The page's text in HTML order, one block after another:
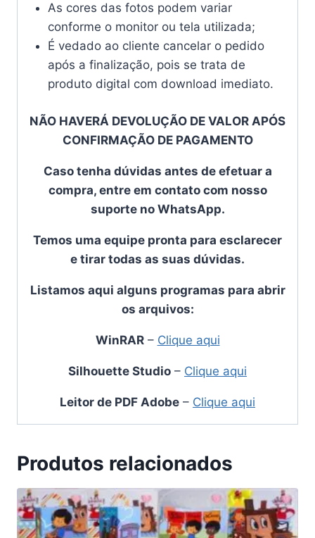
As cores das fotos podem variar
conforme o monitor ou tela utilizada;
É vedado ao cliente cancelar o pedido
após a finalização, pois se trata de
produto digital com download imediato.
NÃO HAVERÁ DEVOLUÇÃO DE VALOR APÓS
CONFIRMAÇÃO DE PAGAMENTO
Caso tenha dúvidas antes de efetuar a
compra, entre em contato com nosso
suporte no WhatsApp.
Temos uma equipe pronta para esclarecer
e tirar todas as suas dúvidas.
Listamos aqui alguns programas para abrir
os arquivos:
WinRAR– Clique aqui
Silhouette Studio – Clique aqui
Leitor de PDF Adobe – Clique aqui
Produtos relacionados